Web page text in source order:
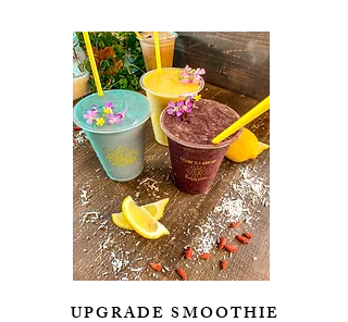
UPGRADE SMOOTHIE